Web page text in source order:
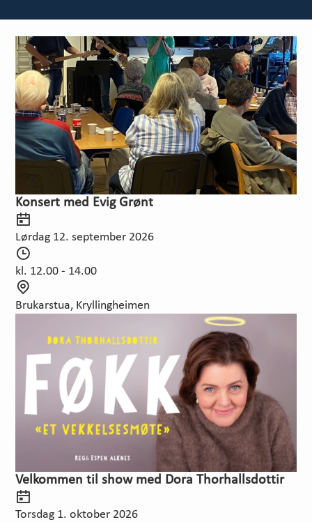
Konsert med Evig Grønt
a
o
Lørdag 12. september 2026
i
s
p
k
kl. 12.00 - 14.00
t
Brukarstua, Kryllingheimen
Velkommen til show med Dora Thorhallsdottir
a
Torsdag 1. oktober 2026